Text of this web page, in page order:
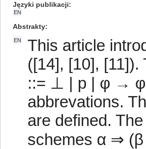
Języki publikacji
EN
Abstrakty
EN
This article
([14], [10],
::= ⊥ | p | φ →
abbrevations.
are defined.
schemes α ⇒